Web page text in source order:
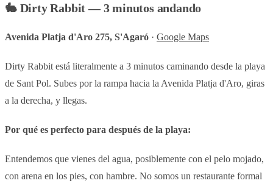
🐇 Dirty Rabbit — 3 minutos andando
Avenida Platja d'Aro 275, S'Agaró · Google Maps
Dirty Rabbit está literalmente a 3 minutos caminando desde la playa
de Sant Pol. Subes por la rampa hacia la Avenida Platja d'Aro, giras
a la derecha, y llegas.
Por qué es perfecto para después de la playa:
Entendemos que vienes del agua, posiblemente con el pelo mojado,
con arena en los pies, con hambre. No somos un restaurante formal